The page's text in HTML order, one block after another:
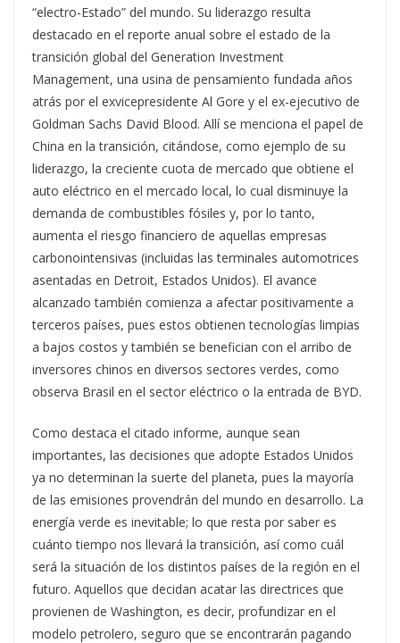
“electro-Estado” del mundo. Su liderazgo resulta
destacado en el reporte anual sobre el estado de la
transición global del Generation Investment
Management, una usina de pensamiento fundada años
atrás por el exvicepresidente Al Gore y el ex-ejecutivo de
Goldman Sachs David Blood. Allí se menciona el papel de
China en la transición, citándose, como ejemplo de su
liderazgo, la creciente cuota de mercado que obtiene el
auto eléctrico en el mercado local, lo cual disminuye la
demanda de combustibles fósiles y, por lo tanto,
aumenta el riesgo financiero de aquellas empresas
carbonointensivas (incluidas las terminales automotrices
asentadas en Detroit, Estados Unidos). El avance
alcanzado también comienza a afectar positivamente a
terceros países, pues estos obtienen tecnologías limpias
a bajos costos y también se benefician con el arribo de
inversores chinos en diversos sectores verdes, como
observa Brasil en el sector eléctrico o la entrada de BYD.
Como destaca el citado informe, aunque sean
importantes, las decisiones que adopte Estados Unidos
ya no determinan la suerte del planeta, pues la mayoría
de las emisiones provendrán del mundo en desarrollo. La
energía verde es inevitable; lo que resta por saber es
cuánto tiempo nos llevará la transición, así como cuál
será la situación de los distintos países de la región en el
futuro. Aquellos que decidan acatar las directrices que
provienen de Washington, es decir, profundizar en el
modelo petrolero, seguro que se encontrarán pagando